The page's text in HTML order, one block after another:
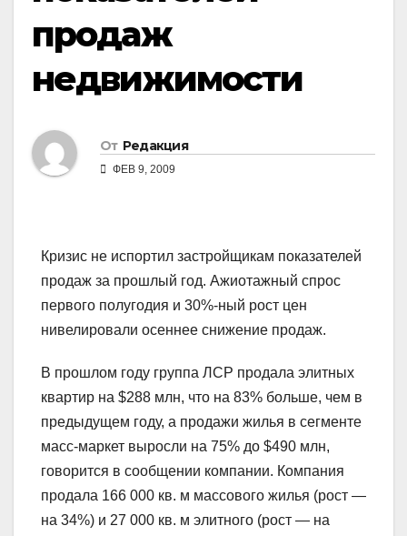
продаж
недвижимости
От Редакция
ФЕВ 9, 2009
Кризис не испортил застройщикам показателей
продаж за прошлый год. Ажиотажный спрос
первого полугодия и 30%-ный рост цен
нивелировали осеннее снижение продаж.
В прошлом году группа ЛСР продала элитных
квартир на $288 млн, что на 83% больше, чем в
предыдущем году, а продажи жилья в сегменте
масс-маркет выросли на 75% до $490 млн,
говорится в сообщении компании. Компания
продала 166 000 кв. м массового жилья (рост —
на 34%) и 27 000 кв. м элитного (рост — на